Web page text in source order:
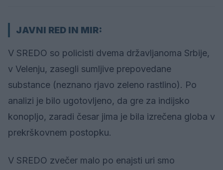
JAVNI RED IN MIR:
V SREDO so policisti dvema državljanoma Srbije,
v Velenju, zasegli sumljive prepovedane
substance (neznano rjavo zeleno rastlino). Po
analizi je bilo ugotovljeno, da gre za indijsko
konopljo, zaradi česar jima je bila izrečena globa v
prekrškovnem postopku.
V SREDO zvečer malo po enajsti uri smo